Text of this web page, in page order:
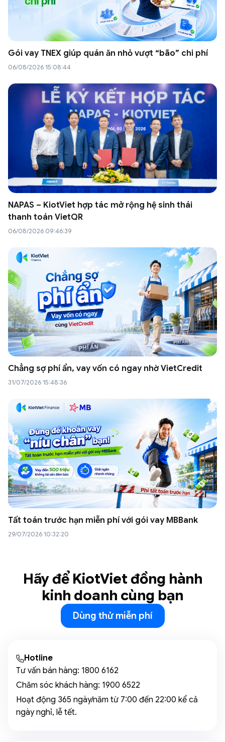
Gói vay TNEX giúp quán ăn nhỏ vượt “bão” chi phí
06/08/2026 15:08:44
NAPAS – KiotViet hợp tác mở rộng hệ sinh thái
thanh toán VietQR
06/08/2026 09:46:39
Chẳng sợ phí ẩn, vay vốn có ngay nhờ VietCredit
31/07/2026 15:48:36
Tất toán trước hạn miễn phí với gói vay MBBank
29/07/2026 10:32:20
Hãy để KiotViet đồng hành
kinh doanh cùng bạn
Dùng thử miễn phí
Hotline
Tư vấn bán hàng: 1800 6162
Chăm sóc khách hàng: 1900 6522
Hoạt động 365 ngày/năm từ 7:00 đến 22:00 kể cả
ngày nghỉ, lễ tết.